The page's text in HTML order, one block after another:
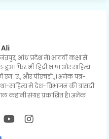
आंध्र प्रदेश में। आठवीं कक्षा से
फिर भी हिंदी भाषा और साहित्य
एम. ए., और पीएचडी.,। अनेक पत्र-
साहित्य में देश-विभाजन की त्रासदी
कहानी संग्रह प्रकाशित है। अनेक